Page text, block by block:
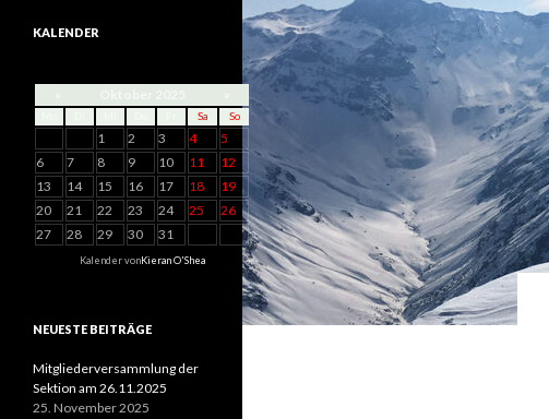
KALENDER
Sa So
1 2 3 4
5
6
7 8 9 10 11
12
13
14 15 16 17 18
19
20
21 22 23 24 25
26
27
28 29 30 31
Kalender vonKieran O'Shea
NEUESTE BEITRÄGE
Mitgliederversammlung der
Sektion am 26.11.2025
25. November 2025